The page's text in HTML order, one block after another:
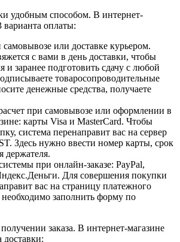
удобным способом. В интернет-
варианта оплаты:
или доставке курьером.
с вами в день доставки, чтобы
и заранее подготовить сдачу с любой
товаросопроводительные
денежные средства, получаете
при самовывозе или оформлении в
карты Visa и MasterCard. Чтобы
система перенаправит вас на сервер
Здесь нужно ввести номер карты, срок
держателя.
при онлайн-заказе: PayPal,
Для совершения покупки
вас на страницу платежного
необходимо заполнить форму по
заказа. В интернет-магазине
доставки: